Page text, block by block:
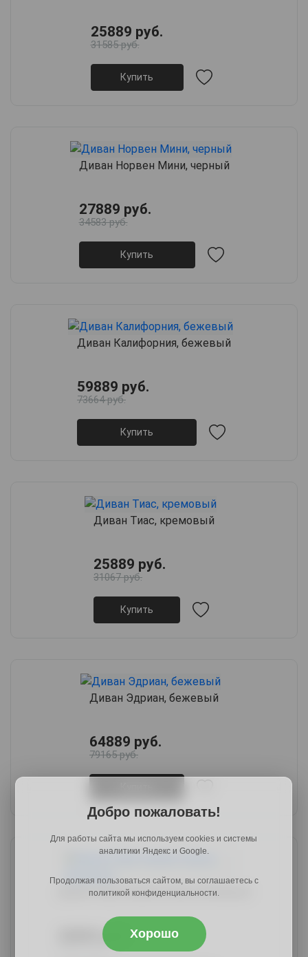
25889 руб.
31585 руб.
Купить
Диван Норвен Мини, черный
27889 руб.
34583 руб.
Купить
Диван Калифорния, бежевый
59889 руб.
73664 руб.
Купить
Диван Тиас, кремовый
25889 руб.
31067 руб.
Купить
Диван Эдриан, бежевый
64889 руб.
79165 руб.
Диван Кэри низкие ножки, бежевый
28889 руб.
34667 руб.
Добро пожаловать!
Для работы сайта мы используем cookies и системы
аналитики Яндекс и Google.
Продолжая пользоваться сайтом, вы соглашаетесь с
политикой конфиденциальности.
Хорошо